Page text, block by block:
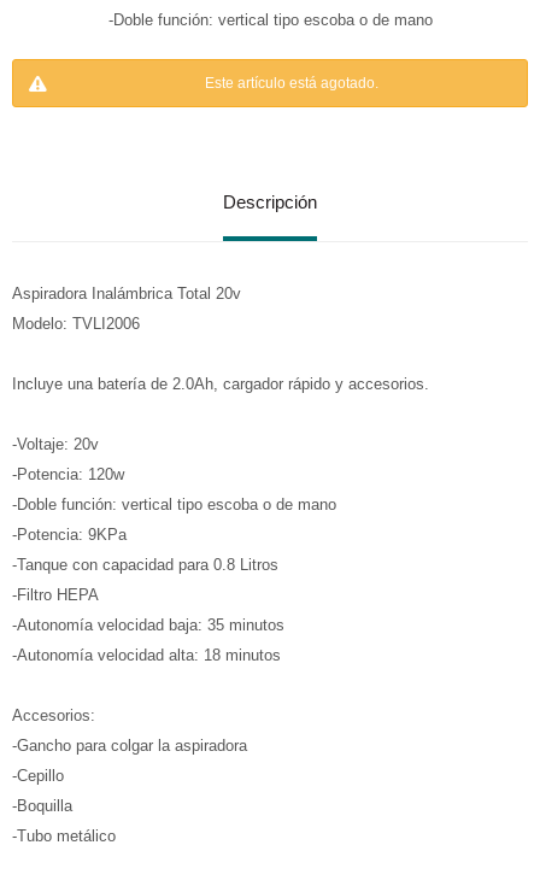
-Doble función: vertical tipo escoba o de mano
Este artículo está agotado.
Descripción
Aspiradora Inalámbrica Total 20v
Modelo: TVLI2006
Incluye una batería de 2.0Ah, cargador rápido y accesorios.
-Voltaje: 20v
-Potencia: 120w
-Doble función: vertical tipo escoba o de mano
-Potencia: 9KPa
-Tanque con capacidad para 0.8 Litros
-Filtro HEPA
-Autonomía velocidad baja: 35 minutos
-Autonomía velocidad alta: 18 minutos
Accesorios:
-Gancho para colgar la aspiradora
-Cepillo
-Boquilla
-Tubo metálico